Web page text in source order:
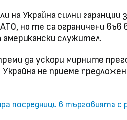
на Украйна силни гаранции
но те са ограничени във
американски служител.
да ускори мирните
Украйна не приеме
посредници в търговията с